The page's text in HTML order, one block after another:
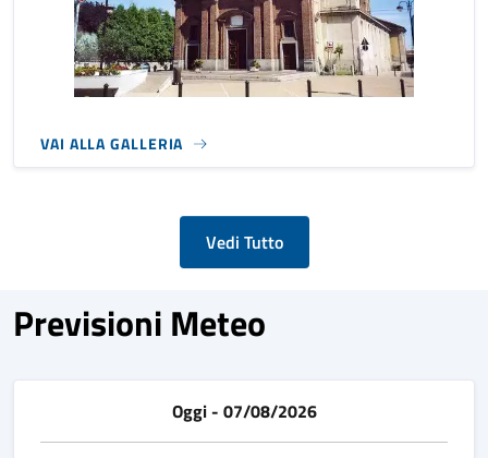
VAI ALLA GALLERIA
Vedi Tutto
Previsioni Meteo
Oggi - 07/08/2026